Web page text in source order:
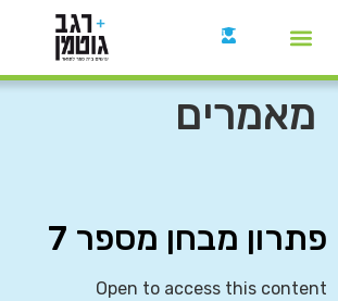
מאמרים
פתרון מבחן מספר 7
Open to access this content